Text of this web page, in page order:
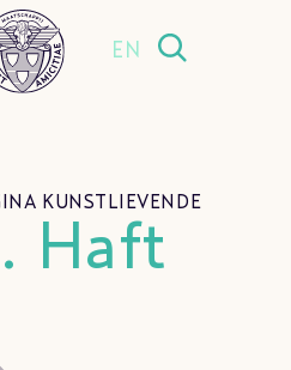
EN
KUNSTLIEVENDE
Haft